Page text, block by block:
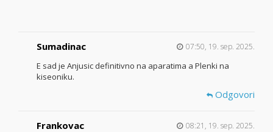
Sumadinac 07:50, 19. sep. 2025.
E sad je Anjusic definitivno na aparatima a Plenki na
kiseoniku.
Odgovori
Frankovac 08:21, 19. sep. 2025.